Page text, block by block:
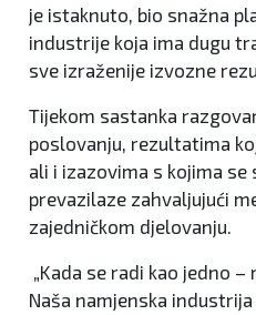
je istaknuto, bio snažna
industrije koja ima dugu
sve izraženije izvozne
Tijekom sastanka
poslovanju, rezultatima
ali i izazovima s kojima se
prevazilaze zahvaljujući
zajedničkom djelovanju.
„Kada se radi kao jedno
Naša namjenska